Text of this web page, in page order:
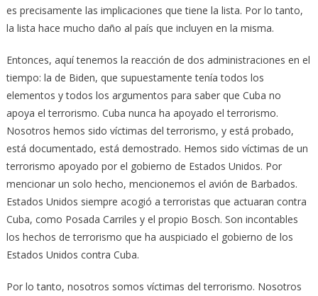
es precisamente las implicaciones que tiene la lista. Por lo tanto,
la lista hace mucho daño al país que incluyen en la misma.
Entonces, aquí tenemos la reacción de dos administraciones en el
tiempo: la de Biden, que supuestamente tenía todos los
elementos y todos los argumentos para saber que Cuba no
apoya el terrorismo. Cuba nunca ha apoyado el terrorismo.
Nosotros hemos sido víctimas del terrorismo, y está probado,
está documentado, está demostrado. Hemos sido víctimas de un
terrorismo apoyado por el gobierno de Estados Unidos. Por
mencionar un solo hecho, mencionemos el avión de Barbados.
Estados Unidos siempre acogió a terroristas que actuaran contra
Cuba, como Posada Carriles y el propio Bosch. Son incontables
los hechos de terrorismo que ha auspiciado el gobierno de los
Estados Unidos contra Cuba.
Por lo tanto, nosotros somos víctimas del terrorismo. Nosotros